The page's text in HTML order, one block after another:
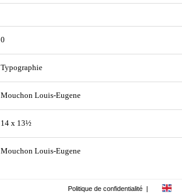
0
Typographie
Mouchon Louis-Eugene
14 x 13½
Mouchon Louis-Eugene
Politique de confidentialité |